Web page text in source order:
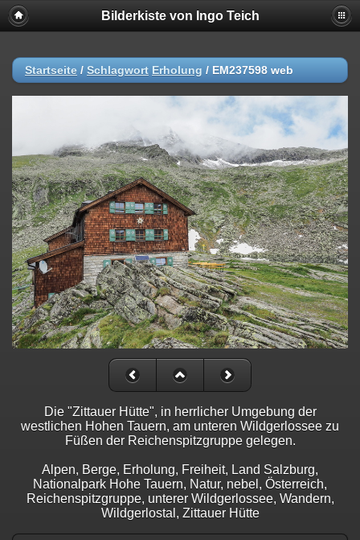
Bilderkiste von Ingo Teich
Startseite / Schlagwort Erholung / EM237598 web
Die "Zittauer Hütte", in herrlicher Umgebung der
westlichen Hohen Tauern, am unteren Wildgerlossee zu
Füßen der Reichenspitzgruppe gelegen.
Alpen, Berge, Erholung, Freiheit, Land Salzburg,
Nationalpark Hohe Tauern, Natur, nebel, Österreich,
Reichenspitzgruppe, unterer Wildgerlossee, Wandern,
Wildgerlostal, Zittauer Hütte